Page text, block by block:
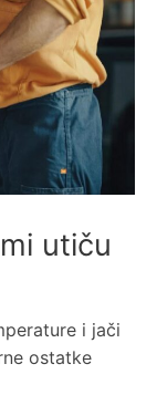
utiču
i jači
ostatke